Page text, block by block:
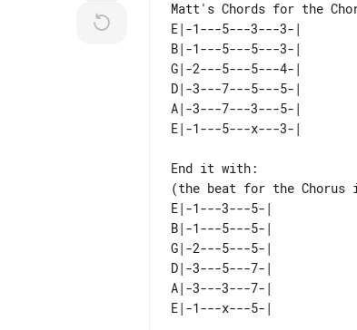
E|-1---5---3---3-|
B|-1---5---5---3-|
G|-2---5---5---4-|
D|-3---7---5---5-|
A|-3---7---3---5-|
End it with:
E|-1---3---5-|
B|-1---5---5-|
G|-2---5---5-|
D|-3---5---7-|
A|-3---3---7-|